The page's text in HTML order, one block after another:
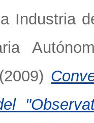
Industria
(2009)